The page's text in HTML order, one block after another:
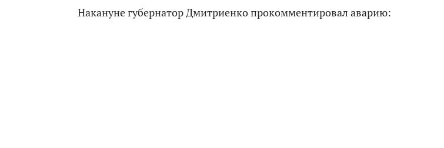
Накануне губернатор Дмитриенко прокомментировал аварию: